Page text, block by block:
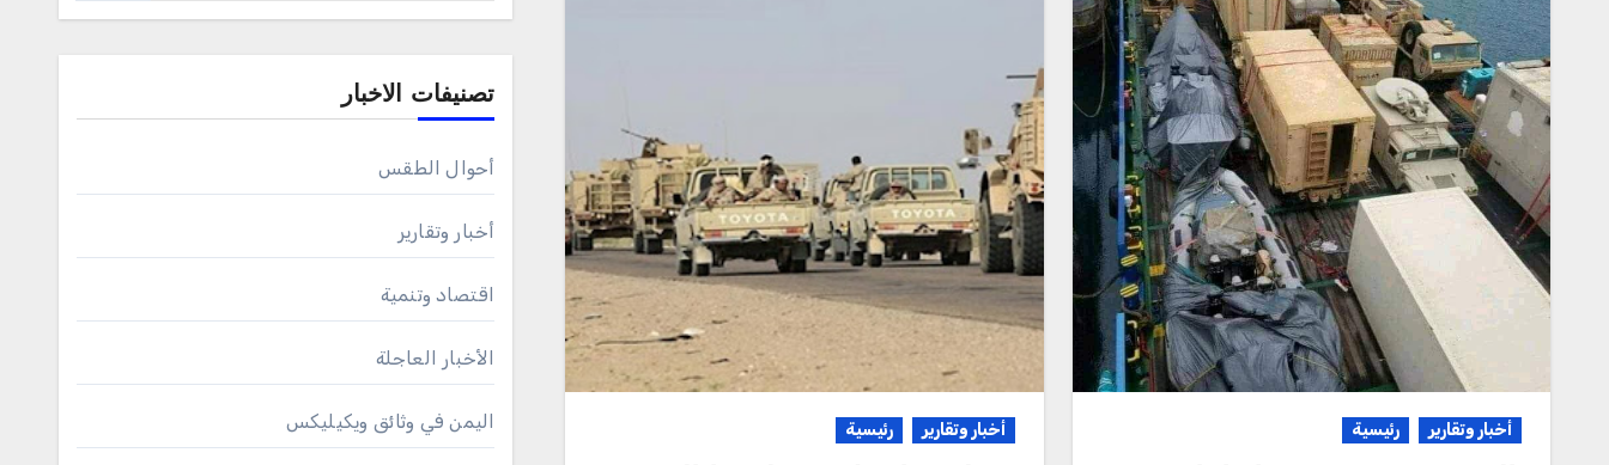
أخبار وتقارير رئيسية أخبار وتقارير رئيسية
تصنيفات الاخبار
أحوال الطقس
أخبار وتقارير
اقتصاد وتنمية
الأخبار العاجلة
اليمن في وثائق ويكيليكس